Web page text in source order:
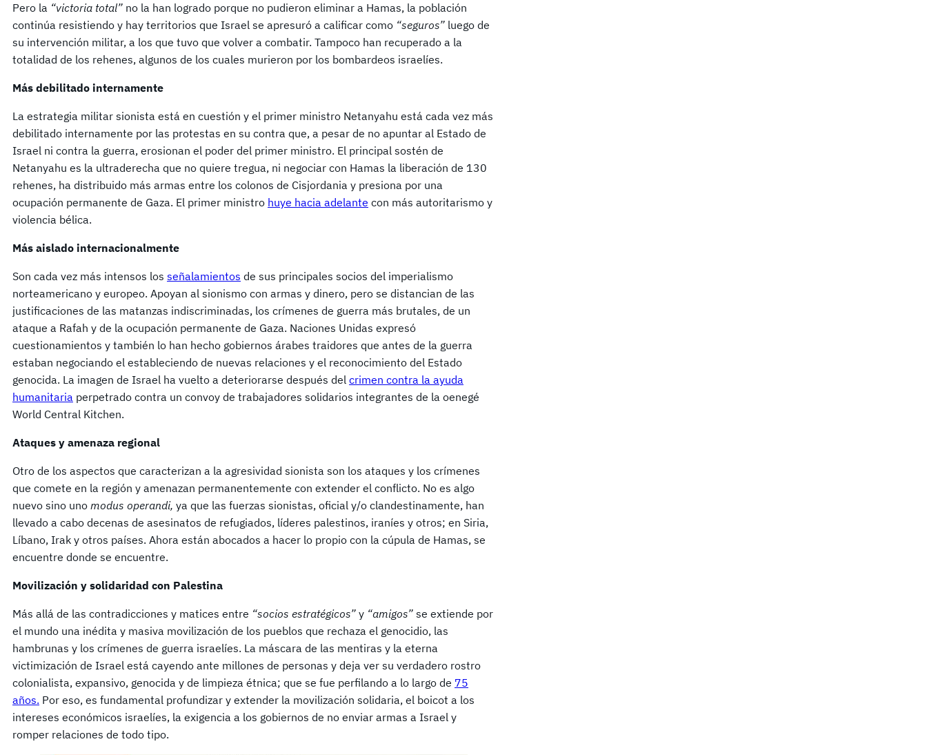
Pero la “victoria total” no la han logrado porque no pudieron eliminar a Hamas, la población
continúa resistiendo y hay territorios que Israel se apresuró a calificar como “seguros” luego de
su intervención militar, a los que tuvo que volver a combatir. Tampoco han recuperado a la
totalidad de los rehenes, algunos de los cuales murieron por los bombardeos israelíes.
Más debilitado internamente
La estrategia militar sionista está en cuestión y el primer ministro Netanyahu está cada vez más
debilitado internamente por las protestas en su contra que, a pesar de no apuntar al Estado de
Israel ni contra la guerra, erosionan el poder del primer ministro. El principal sostén de
Netanyahu es la ultraderecha que no quiere tregua, ni negociar con Hamas la liberación de 130
rehenes, ha distribuido más armas entre los colonos de Cisjordania y presiona por una
ocupación permanente de Gaza. El primer ministro huye hacia adelante con más autoritarismo y
violencia bélica.
Más aislado internacionalmente
Son cada vez más intensos los señalamientos de sus principales socios del imperialismo
norteamericano y europeo. Apoyan al sionismo con armas y dinero, pero se distancian de las
justificaciones de las matanzas indiscriminadas, los crímenes de guerra más brutales, de un
ataque a Rafah y de la ocupación permanente de Gaza. Naciones Unidas expresó
cuestionamientos y también lo han hecho gobiernos árabes traidores que antes de la guerra
estaban negociando el estableciendo de nuevas relaciones y el reconocimiento del Estado
genocida. La imagen de Israel ha vuelto a deteriorarse después del crimen contra la ayuda
humanitaria perpetrado contra un convoy de trabajadores solidarios integrantes de la oenegé
World Central Kitchen.
Ataques y amenaza regional
Otro de los aspectos que caracterizan a la agresividad sionista son los ataques y los crímenes
que comete en la región y amenazan permanentemente con extender el conflicto. No es algo
nuevo sino uno modus operandi, ya que las fuerzas sionistas, oficial y/o clandestinamente, han
llevado a cabo decenas de asesinatos de refugiados, líderes palestinos, iraníes y otros; en Siria,
Líbano, Irak y otros países. Ahora están abocados a hacer lo propio con la cúpula de Hamas, se
encuentre donde se encuentre.
Movilización y solidaridad con Palestina
Más allá de las contradicciones y matices entre “socios estratégicos” y “amigos” se extiende por
el mundo una inédita y masiva movilización de los pueblos que rechaza el genocidio, las
hambrunas y los crímenes de guerra israelíes. La máscara de las mentiras y la eterna
victimización de Israel está cayendo ante millones de personas y deja ver su verdadero rostro
colonialista, expansivo, genocida y de limpieza étnica; que se fue perfilando a lo largo de 75
años. Por eso, es fundamental profundizar y extender la movilización solidaria, el boicot a los
intereses económicos israelíes, la exigencia a los gobiernos de no enviar armas a Israel y
romper relaciones de todo tipo.